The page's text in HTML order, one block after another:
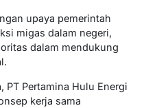
upaya pemerintah
migas dalam negeri,
dalam mendukung
PT Pertamina Hulu Energi
kerja sama